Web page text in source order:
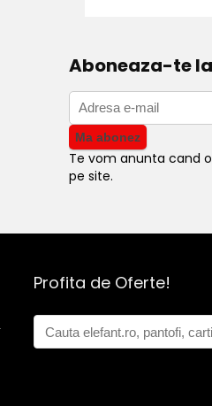
Aboneaza-te
Te vom anunta cand
pe site.
Profita de Oferte!